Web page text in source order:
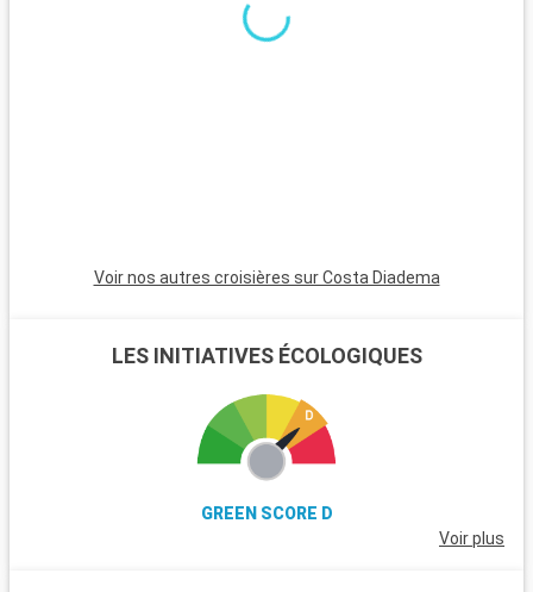
Voir nos autres croisières sur Costa Diadema
LES INITIATIVES ÉCOLOGIQUES
GREEN SCORE D
Voir plus